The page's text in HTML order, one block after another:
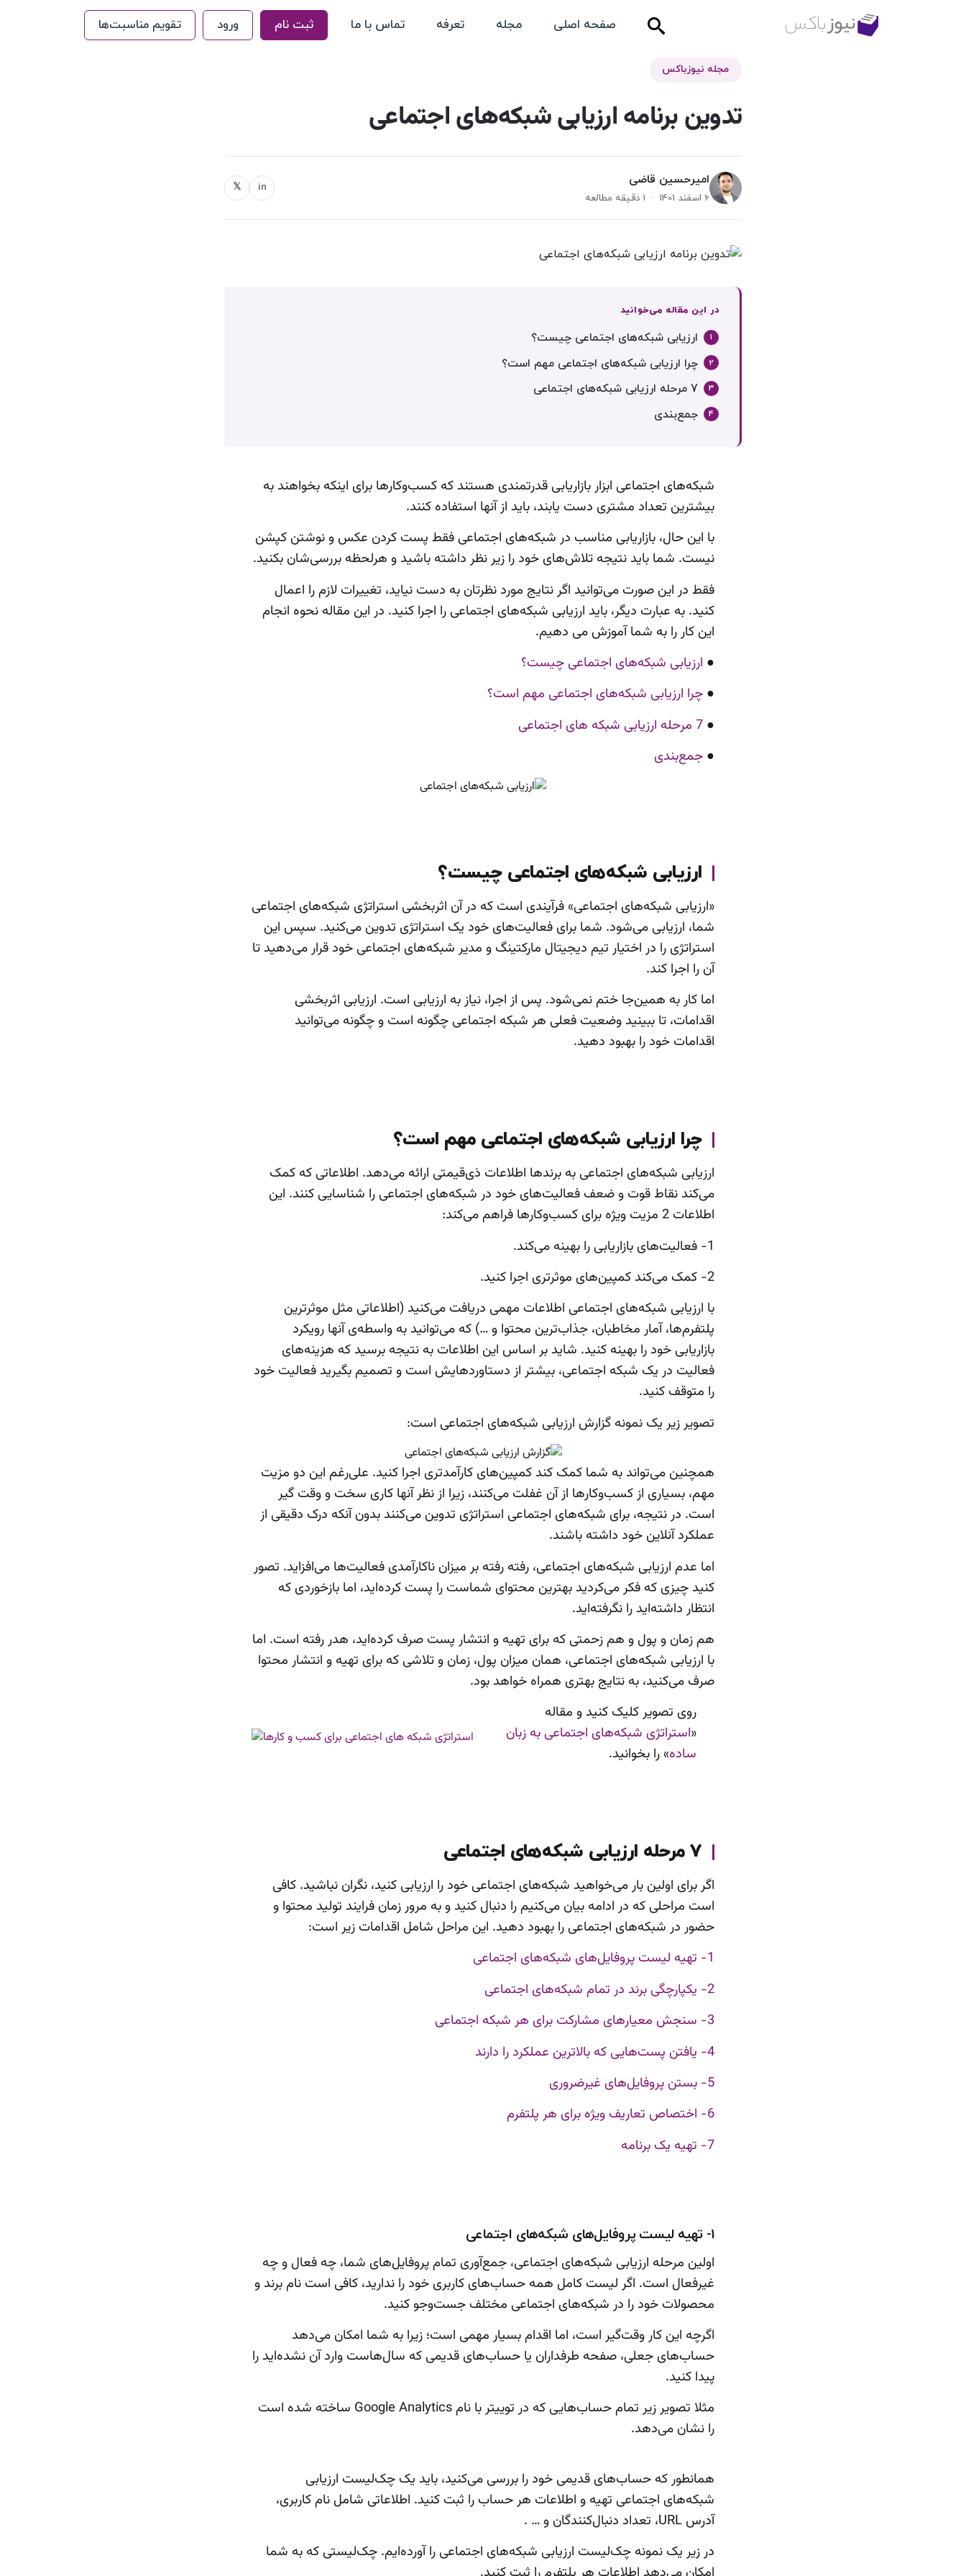
صفحه اصلی مجله تعرفه تماس با ما ثبت نام ورود تقویم مناسبت‌ها
مجله نیوزباکس
تدوین برنامه ارزیابی شبکه‌های اجتماعی
امیرحسین قاضی
6 اسفند 1401 · 1 دقیقه مطالعه
in
𝕏
در این مقاله می‌خوانید
ارزیابی شبکه‌های اجتماعی چیست؟
چرا ارزیابی شبکه‌های اجتماعی مهم است؟
7 مرحله ارزیابی شبکه‌های اجتماعی
جمع‌بندی
شبکه‌های اجتماعی ابزار بازاریابی قدرتمندی هستند که کسب‌وکارها برای اینکه بخواهند به
بیشترین تعداد مشتری دست یابند، باید از آنها استفاده کنند.
با این حال، بازاریابی مناسب در شبکه‌های اجتماعی فقط پست کردن عکس و نوشتن کپشن
نیست. شما باید نتیجه تلاش‌های خود را زیر نظر داشته باشید و هرلحظه بررسی‌شان بکنید.
فقط در این صورت می‌توانید اگر نتایج مورد نظرتان به دست نیاید، تغییرات لازم را اعمال
کنید. به عبارت دیگر، باید ارزیابی شبکه‌های اجتماعی را اجرا کنید. در این مقاله نحوه انجام
این کار را به شما آموزش می دهیم.
● ارزیابی شبکه‌های اجتماعی چیست؟
● چرا ارزیابی شبکه‌های اجتماعی مهم است؟
● 7 مرحله ارزیابی شبکه های اجتماعی
● جمع‌بندی
ارزیابی شبکه‌های اجتماعی چیست؟
«ارزیابی شبکه‌های اجتماعی» فرآیندی است که در آن اثربخشی استراتژی شبکه‌های اجتماعی
شما، ارزیابی می‌شود. شما برای فعالیت‌های خود یک استراتژی تدوین می‌کنید. سپس این
استراتژی را در اختیار تیم دیجیتال مارکتینگ و مدیر شبکه‌های اجتماعی خود قرار می‌دهید تا
آن را اجرا کند.
اما کار به همین‌جا ختم نمی‌شود. پس از اجرا، نیاز به ارزیابی است. ارزیابی اثربخشی
اقدامات، تا ببینید وضعیت فعلی هر شبکه اجتماعی چگونه است و چگونه می‌توانید
اقدامات خود را بهبود دهید.
چرا ارزیابی شبکه‌های اجتماعی مهم است؟
ارزیابی شبکه‌های اجتماعی به برندها اطلاعات ذی‌قیمتی ارائه می‌دهد. اطلاعاتی که کمک
می‌کند نقاط قوت و ضعف فعالیت‌های خود در شبکه‌های اجتماعی را شناسایی کنند. این
اطلاعات 2 مزیت ویژه برای کسب‌وکارها فراهم می‌کند:
1- فعالیت‌های بازاریابی را بهینه می‌کند.
2- کمک می‌کند کمپین‌های موثرتری اجرا کنید.
با ارزیابی شبکه‌های اجتماعی اطلاعات مهمی دریافت می‌کنید (اطلاعاتی مثل موثرترین
پلتفرم‌ها، آمار مخاطبان، جذاب‌ترین محتوا و …) که می‌توانید به واسطه‌ی آنها رویکرد
بازاریابی خود را بهینه کنید. شاید بر اساس این اطلاعات به نتیجه برسید که هزینه‌های
فعالیت در یک شبکه اجتماعی، بیشتر از دستاوردهایش است و تصمیم بگیرید فعالیت خود
را متوقف کنید.
تصویر زیر یک نمونه گزارش ارزیابی شبکه‌های اجتماعی است:
همچنین می‌تواند به شما کمک کند کمپین‌های کارآمدتری اجرا کنید. علی‌رغم این دو مزیت
مهم، بسیاری از کسب‌وکارها از آن غفلت می‌کنند، زیرا از نظر آنها کاری سخت و وقت گیر
است. در نتیجه، برای شبکه‌های اجتماعی استراتژی تدوین می‌کنند بدون آنکه درک دقیقی از
عملکرد آنلاین خود داشته باشند.
اما عدم ارزیابی شبکه‌های اجتماعی، رفته رفته بر میزان ناکارآمدی فعالیت‌ها می‌افزاید. تصور
کنید چیزی که فکر می‌کردید بهترین محتوای شماست را پست کرده‌اید، اما بازخوردی که
انتظار داشته‌اید را نگرفته‌اید.
هم زمان و پول و هم زحمتی که برای تهیه و انتشار پست صرف کرده‌اید، هدر رفته است. اما
با ارزیابی شبکه‌های اجتماعی، همان میزان پول، زمان و تلاشی که برای تهیه و انتشار محتوا
صرف می‌کنید، به نتایج بهتری همراه خواهد بود.
روی تصویر کلیک کنید و مقاله
«استراتژی شبکه‌های اجتماعی به زبان
ساده» را بخوانید.
7 مرحله ارزیابی شبکه‌های اجتماعی
اگر برای اولین بار می‌خواهید شبکه‌های اجتماعی خود را ارزیابی کنید، نگران نباشید. کافی
است مراحلی که در ادامه بیان می‌کنیم را دنبال کنید و به مرور زمان فرایند تولید محتوا و
حضور در ‌شبکه‌های اجتماعی را بهبود دهید. این مراحل شامل اقدامات زیر است:
1- تهیه لیست پروفایل‌های شبکه‌های اجتماعی
2- یکپارچگی برند در تمام شبکه‌های اجتماعی
3- سنجش معیارهای مشارکت برای هر شبکه اجتماعی
4- یافتن پست‌هایی که بالاترین عملکرد را دارند
5- بستن پروفایل‌های غیرضروری
6- اختصاص تعاریف ویژه برای هر پلتفرم
7- تهیه یک برنامه
1- تهیه لیست پروفایل‌های شبکه‌های اجتماعی
اولین مرحله ارزیابی شبکه‌های اجتماعی، جمع‌آوری تمام پروفایل‌های شما، چه فعال و چه
غیرفعال است. اگر لیست کامل همه حساب‌های کاربری خود را ندارید، کافی است نام برند و
محصولات خود را در شبکه‌های اجتماعی مختلف جست‌وجو کنید.
اگرچه این کار وقت‌گیر است، اما اقدام بسیار مهمی است؛ زیرا به شما امکان می‌دهد
حساب‌های جعلی، صفحه طرفداران یا حساب‌های قدیمی که سال‌هاست وارد آن نشده‌اید را
پیدا کنید.
مثلا تصویر زیر تمام حساب‌هایی که در توییتر با نام Google Analytics ساخته شده است
را نشان می‌دهد.
همانطور که حساب‌های قدیمی خود را بررسی می‌کنید، باید یک چک‌لیست ارزیابی
شبکه‌های اجتماعی تهیه و اطلاعات هر حساب را ثبت کنید. اطلاعاتی شامل نام کاربری،
آدرس URL، تعداد دنبال‌کنندگان و … .
در زیر یک نمونه چک‌لیست ارزیابی شبکه‌های اجتماعی را آورده‌ایم. چک‌لیستی که به شما